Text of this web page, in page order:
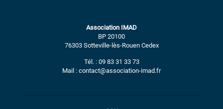
Association IMAD
BP 20100
76303 Sotteville-lès-Rouen Cedex
Tél. : 09 83 31 33 73
Mail : contact@association-imad.fr